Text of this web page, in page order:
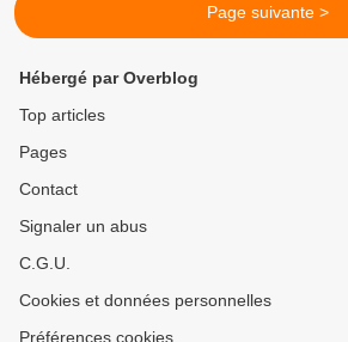
Page suivante >
Hébergé par Overblog
Top articles
Pages
Contact
Signaler un abus
C.G.U.
Cookies et données personnelles
Préférences cookies